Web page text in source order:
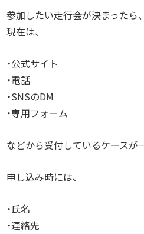
参加したい走行会が決まったら
現在は、
・公式サイト
・電話
・SNSのDM
・専用フォーム
などから受付しているケースが
申し込み時には、
・氏名
・連絡先